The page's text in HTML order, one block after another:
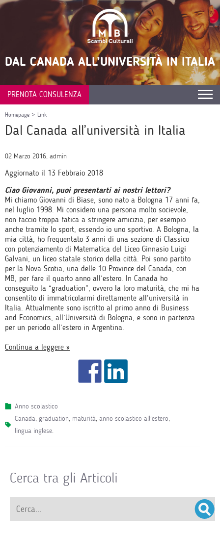
DAL CANADA ALL’UNIVERSITÀ IN ITALIA
PRENOTA CONSULENZA
Homepage > Link
Dal Canada all’università in Italia
02 Marzo 2016, admin
Aggiornato il 13 Febbraio 2018
Ciao Giovanni, puoi presentarti ai nostri lettori?
Mi chiamo Giovanni di Biase, sono nato a Bologna 17 anni fa,
nel luglio 1998. Mi considero una persona molto socievole,
non faccio troppa fatica a stringere amicizia, per esempio
anche tramite lo sport, essendo io uno sportivo. A Bologna, la
mia città, ho frequentato 3 anni di una sezione di Classico
con potenziamento di Matematica del Liceo Ginnasio Luigi
Galvani, un liceo statale storico della città. Poi sono partito
per la Nova Scotia, una delle 10 Province del Canada, con
MB, per fare il quarto anno all’estero. In Canada ho
conseguito la “graduation”, ovvero la loro maturità, che mi ha
consentito di immatricolarmi direttamente all’università in
Italia. Attualmente sono iscritto al primo anno di Business
and Economics, all’Università di Bologna, e sono in partenza
per un periodo all’estero in Argentina.
Continua a leggere »
Anno scolastico
canada, graduation, maturità, anno scolastico all'estero,
lingua inglese.
Cerca tra gli Articoli